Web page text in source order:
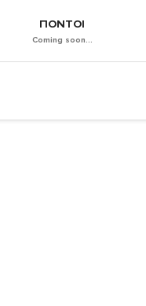
ΠΌΝΤΟΙ
Coming soon...